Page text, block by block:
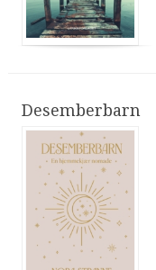
Desemberbarn